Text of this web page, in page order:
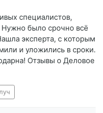
специалистов,
Нужно было срочно всё
эксперта, с которым
и уложились в сроки.
Отзывы о Деловое